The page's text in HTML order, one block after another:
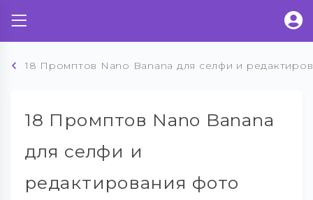
18 Промптов Nano Banana для селфи и
18 Промптов Nano Banana
для селфи и
редактирования фото